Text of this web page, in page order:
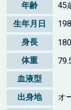
年齢
45
生年月日
身長
体重
血液型
出身地
オ